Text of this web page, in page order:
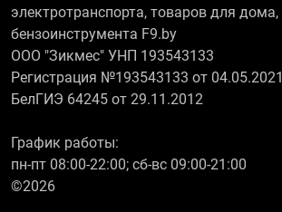
электротранспорта, товаров для дома,
бензоинструмента F9.by
ООО "Зикмес" УНП 193543133
Регистрация №193543133 от 04.05.2021
БелГИЭ 64245 от 29.11.2012
График работы:
пн-пт 08:00-22:00; сб-вс 09:00-21:00
©2026